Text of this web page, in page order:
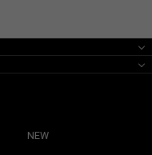
NEW